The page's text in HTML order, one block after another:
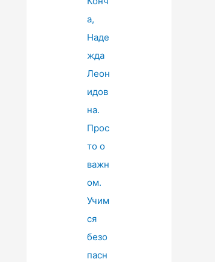
а,
Наде
жда
Леон
идов
на.
Прос
то о
важн
ом.
Учим
ся
безо
пасн